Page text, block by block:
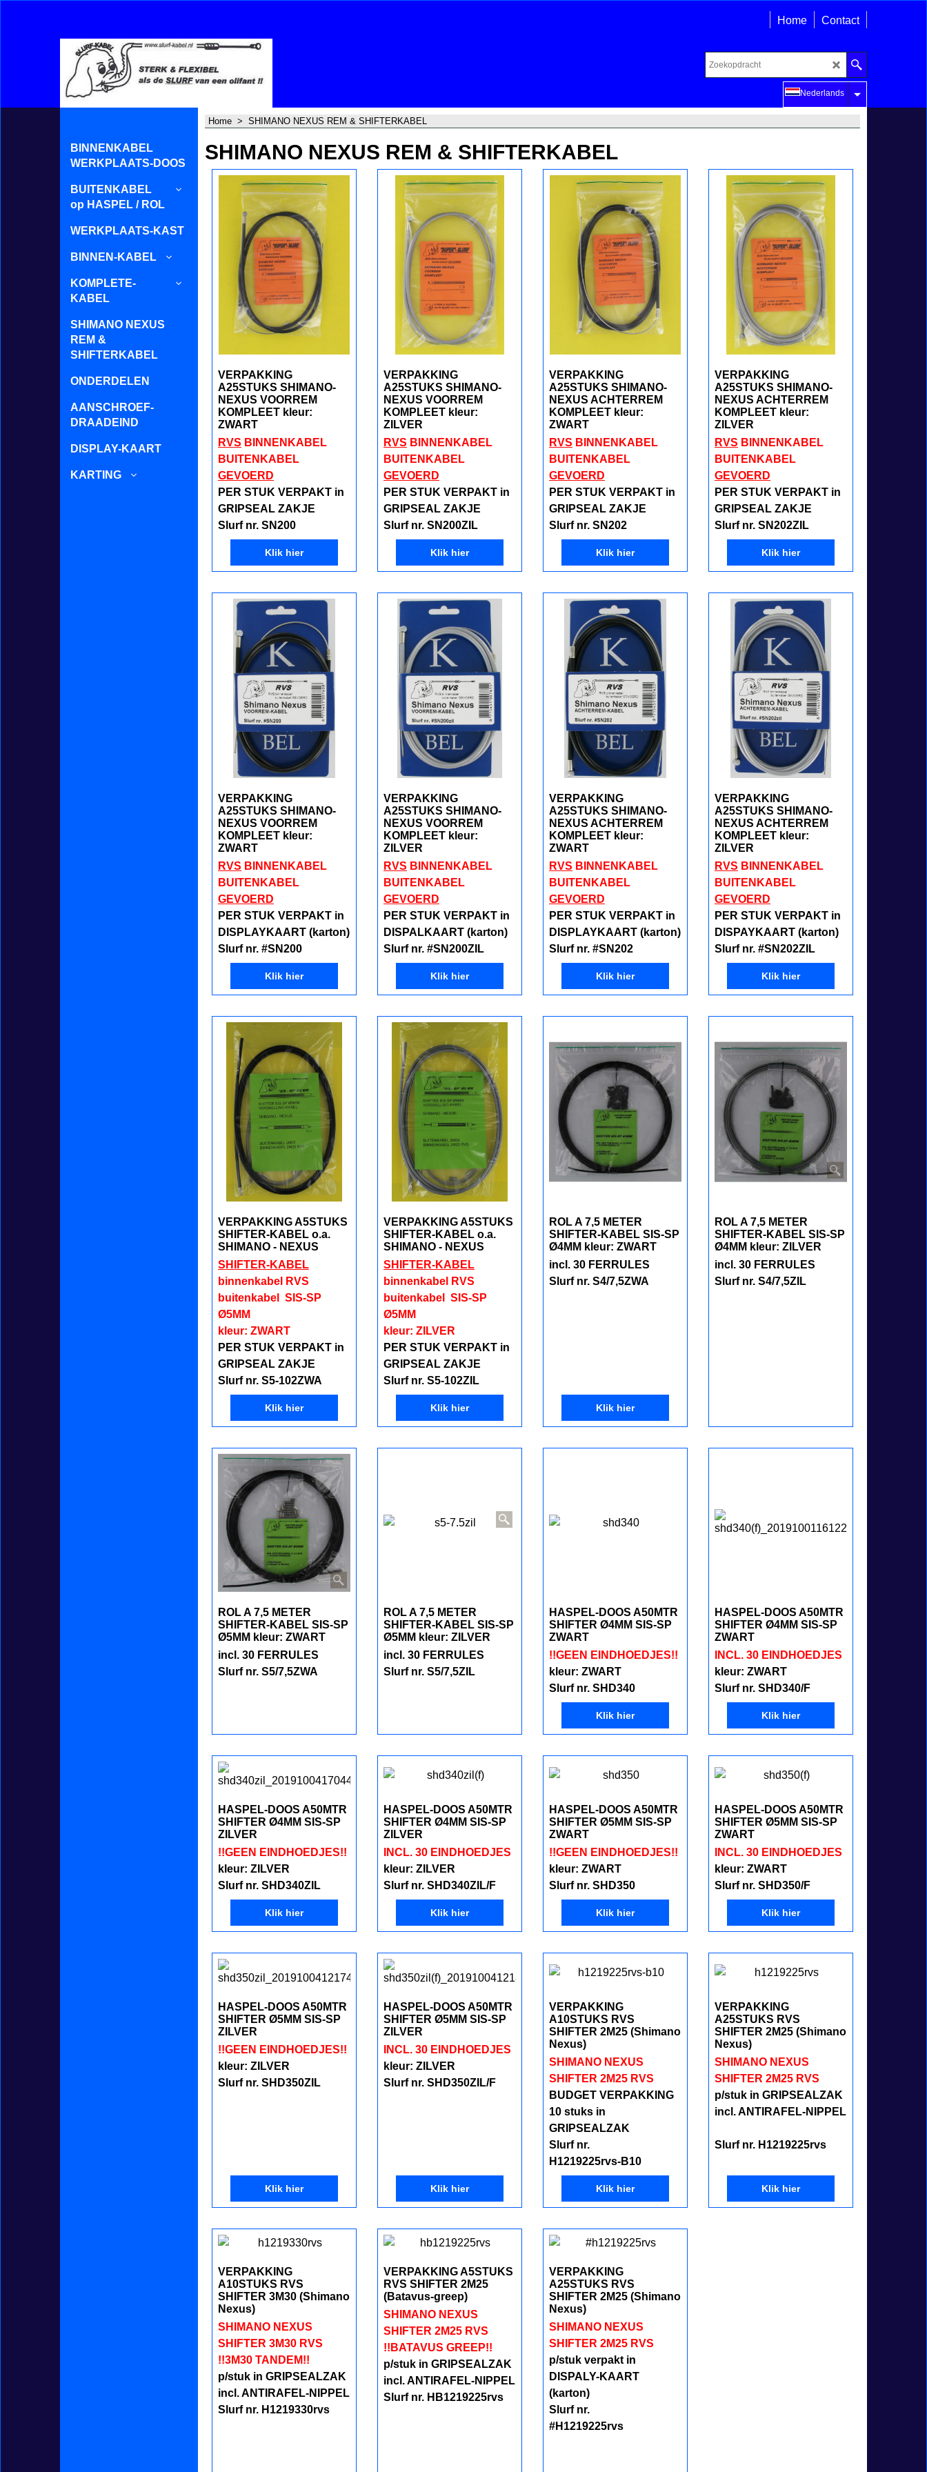
Home Contact
Nederlands
BINNENKABEL
WERKPLAATS-DOOS
BUITENKABEL
op HASPEL / ROL
WERKPLAATS-KAST
BINNEN-KABEL
KOMPLETE-
KABEL
SHIMANO NEXUS
REM &
SHIFTERKABEL
ONDERDELEN
AANSCHROEF-
DRAADEIND
DISPLAY-KAART
KARTING
Home > SHIMANO NEXUS REM & SHIFTERKABEL
SHIMANO NEXUS REM & SHIFTERKABEL
VERPAKKING
A25STUKS SHIMANO-
NEXUS VOORREM
KOMPLEET kleur:
ZWART
RVS BINNENKABEL
BUITENKABEL
GEVOERD
PER STUK VERPAKT in
GRIPSEAL ZAKJE
Slurfnr. SN200
Klik hier
VERPAKKING
A25STUKS SHIMANO-
NEXUS VOORREM
KOMPLEET kleur:
ZILVER
RVS BINNENKABEL
BUITENKABEL
GEVOERD
PER STUK VERPAKT in
GRIPSEAL ZAKJE
Slurf nr. SN200ZIL
Klik hier
VERPAKKING
A25STUKS SHIMANO-
NEXUS ACHTERREM
KOMPLEET kleur:
ZWART
RVS BINNENKABEL
BUITENKABEL
GEVOERD
PER STUK VERPAKT in
GRIPSEAL ZAKJE
Slurf nr. SN202
Klik hier
VERPAKKING
A25STUKS SHIMANO-
NEXUS ACHTERREM
KOMPLEET kleur:
ZILVER
RVS BINNENKABEL
BUITENKABEL
GEVOERD
PER STUK VERPAKT in
GRIPSEAL ZAKJE
Slurfnr. SN202ZIL
Klik hier
VERPAKKING
A25STUKS SHIMANO-
NEXUS VOORREM
KOMPLEET kleur:
ZWART
RVS BINNENKABEL
BUITENKABEL
GEVOERD
PER STUK VERPAKT in
DISPLAYKAART (karton)
Slurf nr. #SN200
Klik hier
VERPAKKING
A25STUKS SHIMANO-
NEXUS VOORREM
KOMPLEET kleur:
ZILVER
RVS BINNENKABEL
BUITENKABEL
GEVOERD
PER STUK VERPAKT in
DISPALKAART (karton)
Slurf nr. #SN200ZIL
Klik hier
VERPAKKING
A25STUKS SHIMANO-
NEXUS ACHTERREM
KOMPLEET kleur:
ZWART
RVS BINNENKABEL
BUITENKABEL
GEVOERD
PER STUK VERPAKT in
DISPLAYKAART (karton)
Slurf nr. #SN202
Klik hier
VERPAKKING
A25STUKS SHIMANO-
NEXUS ACHTERREM
KOMPLEET kleur:
ZILVER
RVS BINNENKABEL
BUITENKABEL
GEVOERD
PER STUK VERPAKT in
DISPAYKAART (karton)
Slurf nr. #SN202ZIL
Klik hier
VERPAKKING A5STUKS
SHIFTER-KABEL o.a.
SHIMANO - NEXUS
SHIFTER-KABEL
binnenkabel RVS
buitenkabel SIS-SP
Ø5MM
kleur: ZWART
PER STUK VERPAKT in
GRIPSEAL ZAKJE
Slurf nr. S5-102ZWA
Klik hier
VERPAKKING A5STUKS
SHIFTER-KABEL o.a.
SHIMANO - NEXUS
SHIFTER-KABEL
binnenkabel RVS
buitenkabel SIS-SP
Ø5MM
kleur: ZILVER
PER STUK VERPAKT in
GRIPSEAL ZAKJE
Slurf nr. S5-102ZIL
Klik hier
ROL A 7,5 METER
SHIFTER-KABEL SIS-SP
Ø4MM kleur: ZWART
incl. 30 FERRULES
Slurf nr. S4/7,5ZWA
Klik hier
ROL A 7,5 METER
SHIFTER-KABEL SIS-SP
Ø4MM kleur: ZILVER
incl. 30 FERRULES
Slurf nr. S4/7,5ZIL
ROL A 7,5 METER
SHIFTER-KABEL SIS-SP
Ø5MM kleur: ZWART
incl. 30 FERRULES
Slurf nr. S5/7,5ZWA
ROL A 7,5 METER
SHIFTER-KABEL SIS-SP
Ø5MM kleur: ZILVER
incl. 30 FERRULES
Slurf nr. S5/7,5ZIL
HASPEL-DOOS A50MTR
SHIFTER Ø4MM SIS-SP
ZWART
!!GEEN EINDHOEDJES!!
kleur: ZWART
Slurf nr. SHD340
Klik hier
HASPEL-DOOS A50MTR
SHIFTER Ø4MM SIS-SP
ZWART
INCL. 30 EINDHOEDJES
kleur: ZWART
Slurf nr. SHD340/F
Klik hier
HASPEL-DOOS A50MTR
SHIFTER Ø4MM SIS-SP
ZILVER
!!GEEN EINDHOEDJES!!
kleur: ZILVER
Slurf nr. SHD340ZIL
Klik hier
HASPEL-DOOS A50MTR
SHIFTER Ø4MM SIS-SP
ZILVER
INCL. 30 EINDHOEDJES
kleur: ZILVER
Slurf nr. SHD340ZIL/F
Klik hier
HASPEL-DOOS A50MTR
SHIFTER Ø5MM SIS-SP
ZWART
!!GEEN EINDHOEDJES!!
kleur: ZWART
Slurf nr. SHD350
Klik hier
HASPEL-DOOS A50MTR
SHIFTER Ø5MM SIS-SP
ZWART
INCL. 30 EINDHOEDJES
kleur: ZWART
Slurf nr. SHD350/F
Klik hier
HASPEL-DOOS A50MTR
SHIFTER Ø5MM SIS-SP
ZILVER
!!GEEN EINDHOEDJES!!
kleur: ZILVER
Slurf nr. SHD350ZIL
Klik hier
HASPEL-DOOS A50MTR
SHIFTER Ø5MM SIS-SP
ZILVER
INCL. 30 EINDHOEDJES
kleur: ZILVER
Slurf nr. SHD350ZIL/F
Klik hier
VERPAKKING
A10STUKS RVS
SHIFTER 2M25 (Shimano
Nexus)
SHIMANO NEXUS
SHIFTER 2M25 RVS
BUDGET VERPAKKING
10 stuks in
GRIPSEALZAK
Slurf nr.
H1219225rvs-B10
Klik hier
VERPAKKING
A25STUKS RVS
SHIFTER 2M25 (Shimano
Nexus)
SHIMANO NEXUS
SHIFTER 2M25 RVS
p/stuk in GRIPSEALZAK
incl. ANTIRAFEL-NIPPEL
Slurf nr. H1219225rvs
Klik hier
VERPAKKING
A10STUKS RVS
SHIFTER 3M30 (Shimano
Nexus)
SHIMANO NEXUS
SHIFTER 3M30 RVS
!!3M30 TANDEM!!
p/stuk in GRIPSEALZAK
incl. ANTIRAFEL-NIPPEL
Slurf nr. H1219330rvs
VERPAKKING A5STUKS
RVS SHIFTER 2M25
(Batavus-greep)
SHIMANO NEXUS
SHIFTER 2M25 RVS
!!BATAVUS GREEP!!
p/stuk in GRIPSEALZAK
incl. ANTIRAFEL-NIPPEL
Slurf nr. HB1219225rvs
VERPAKKING
A25STUKS RVS
SHIFTER 2M25 (Shimano
Nexus)
SHIMANO NEXUS
SHIFTER 2M25 RVS
p/stuk verpakt in
DISPALY-KAART
(karton)
Slurf nr.
#H1219225rvs